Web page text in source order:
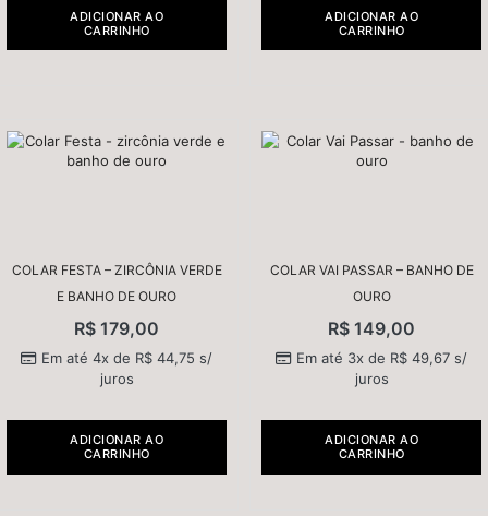
ADICIONAR AO
CARRINHO
ADICIONAR AO
CARRINHO
COLAR FESTA – ZIRCÔNIA VERDE
E BANHO DE OURO
R$ 179,00
Em até 4x de R$44,75 s/
juros
ADICIONAR AO
CARRINHO
COLAR VAI PASSAR – BANHO DE
OURO
R$ 149,00
Em até 3x de R$49,67s/
juros
ADICIONAR AO
CARRINHO